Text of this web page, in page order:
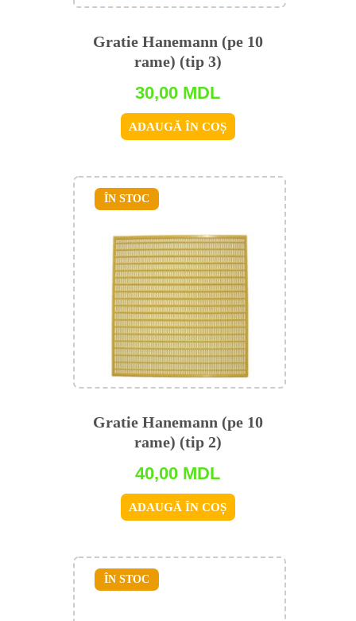
Gratie Hanemann (pe 10
rame) (tip 3)
30,00 MDL
ADAUGĂ ÎN COȘ
Gratie Hanemann (pe 10
rame) (tip 2)
40,00 MDL
ADAUGĂ ÎN COȘ
ÎN STOC
ÎN STOC